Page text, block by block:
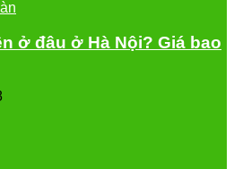
ở đâu ở Hà Nội? Giá bao